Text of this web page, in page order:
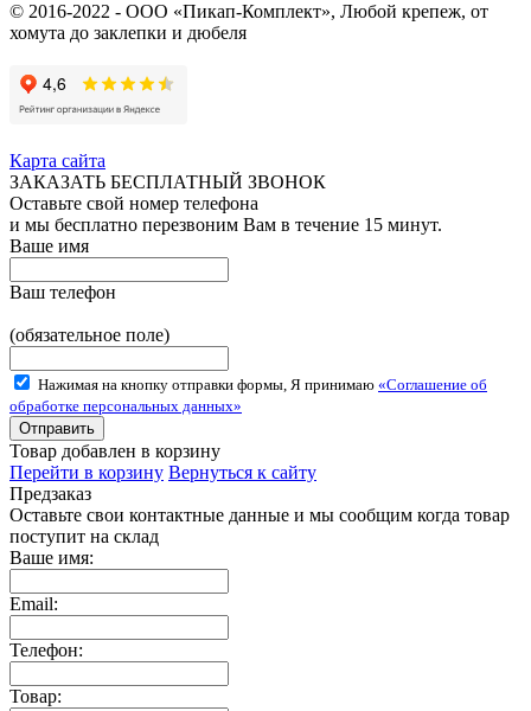
© 2016-2022 - ООО «Пикап-Комплект», Любой крепеж, от
хомута до заклепки и дюбеля
Карта сайта
ЗАКАЗАТЬ БЕСПЛАТНЫЙ ЗВОНОК
Оставьте свой номер телефона
и мы бесплатно перезвоним Вам в течение 15 минут.
Ваше имя
Ваш телефон
(обязательное поле)
Нажимая на кнопку отправки формы, Я принимаю «Соглашение об
обработке персональных данных»
Товар добавлен в корзину
Перейти в корзину Вернуться к сайту
Предзаказ
Оставьте свои контактные данные и мы сообщим когда товар
поступит на склад
Ваше имя:
Email:
Телефон:
Товар: